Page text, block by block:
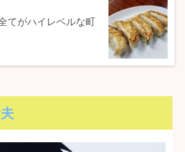
てがハイレベルな町